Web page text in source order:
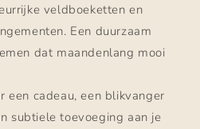
veldboeketten en
Een duurzaam
dat maandenlang mooi
een cadeau, een blikvanger
subtiele toevoeging aan je